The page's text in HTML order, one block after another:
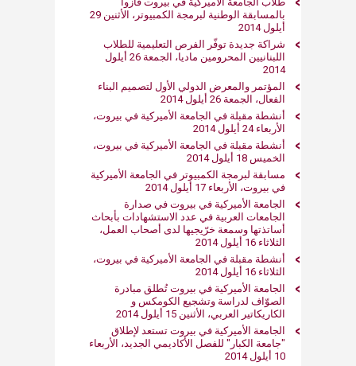
بالمسابقة الوطنية لبرمجة الكمبيوتر، الأثنين 29
أيلول 2014
شراكة جديدة توفّر الفرص التعليمية للطلاب
اللبنانيين المحرومين ماديا، الجمعة 26 أيلول
2014
المؤتمر والمعرض الدولي الأول لتصميم البناء
الفعال، الجمعة 26 أيلول 2014
أنشطة مقبلة في الجامعة الأميركية في بيروت،
الأربعاء 24 أيلول 2014
أنشطة مقبلة في الجامعة الأميركية في بيروت،
الخميس 18 أيلول 2014
مسابقة لبرمجة الكمبيوتر في الجامعة الأميركية
في بيروت، الأربعاء 17 أيلول 2014
الجامعة الأميركية في بيروت في صدارة
الجامعات العربية في عدد الاستشهادات بأبحاث
أساتذتها وسمعة خرّيجيها لدى أصحاب العمل،
الثلاثاء 16 أيلول 2014
أنشطة مقبلة في الجامعة الأميركية في بيروت،
الثلاثاء 16 أيلول 2014
الجامعة الأميركية في بيروت تُطلق مبادرة
الصوّاف لدراسة وتشجيع الكومكس و
الكاريكاتير العربي، الأثنين 15 أيلول 2014
الجامعة الأميركية في بيروت تستعد لإطلاق
"جامعة الكبار" للفصل الأكاديمي الجديد، الأربعاء
10 أيلول 2014